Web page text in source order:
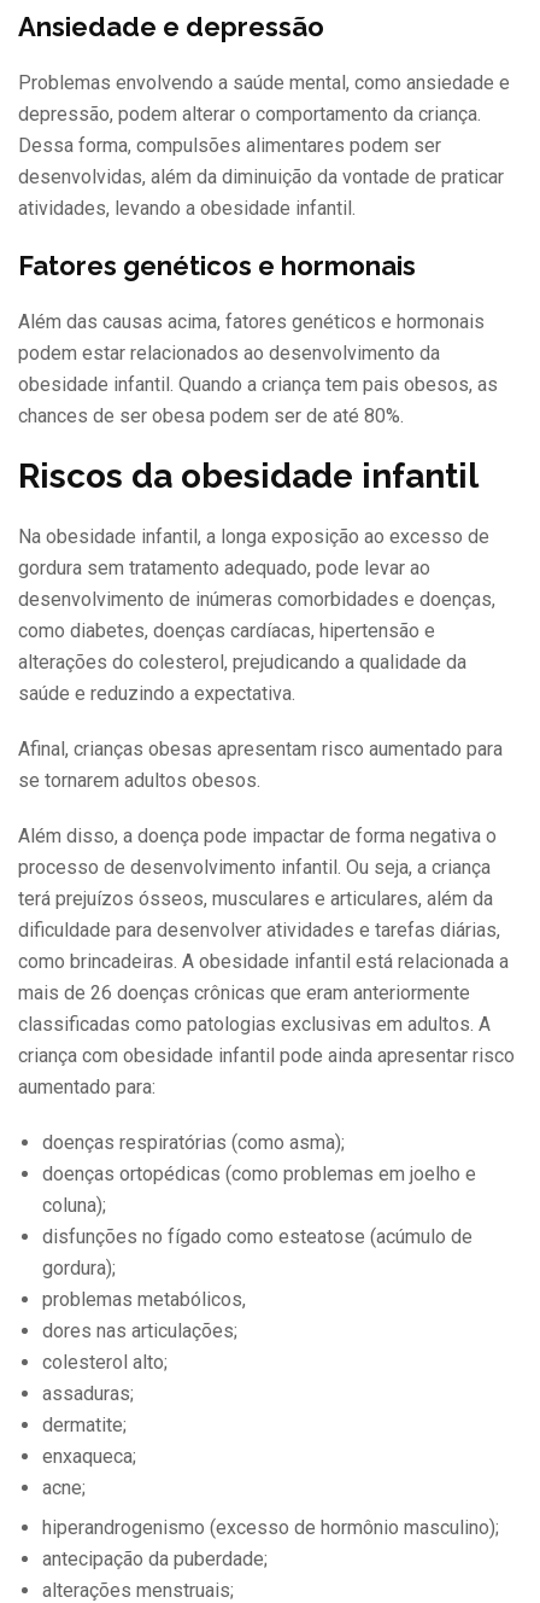
Ansiedade e depressão
Problemas envolvendo a saúde mental, como ansiedade e
depressão, podem alterar o comportamento da criança.
Dessa forma, compulsões alimentares podem ser
desenvolvidas, além da diminuição da vontade de praticar
atividades, levando a obesidade infantil.
Fatores genéticos e hormonais
Além das causas acima, fatores genéticos e hormonais
podem estar relacionados ao desenvolvimento da
obesidade infantil. Quando a criança tem pais obesos, as
chances de ser obesa podem ser de até 80%.
Riscos da obesidade infantil
Na obesidade infantil, a longa exposição ao excesso de
gordura sem tratamento adequado, pode levar ao
desenvolvimento de inúmeras comorbidades e doenças,
como diabetes, doenças cardíacas, hipertensão e
alterações do colesterol, prejudicando a qualidade da
saúde e reduzindo a expectativa.
Afinal, crianças obesas apresentam risco aumentado para
se tornarem adultos obesos.
Além disso, a doença pode impactar de forma negativa o
processo de desenvolvimento infantil. Ou seja, a criança
terá prejuízos ósseos, musculares e articulares, além da
dificuldade para desenvolver atividades e tarefas diárias,
como brincadeiras. A obesidade infantil está relacionada a
mais de 26 doenças crônicas que eram anteriormente
classificadas como patologias exclusivas em adultos. A
criança com obesidade infantil pode ainda apresentar risco
aumentado para:
doenças respiratórias (como asma);
doenças ortopédicas (como problemas em joelho e
coluna);
disfunções no fígado como esteatose (acúmulo de
gordura);
problemas metabólicos,
dores nas articulações;
colesterol alto;
assaduras;
dermatite;
enxaqueca;
acne;
hiperandrogenismo (excesso de hormônio masculino);
antecipação da puberdade;
alterações menstruais;